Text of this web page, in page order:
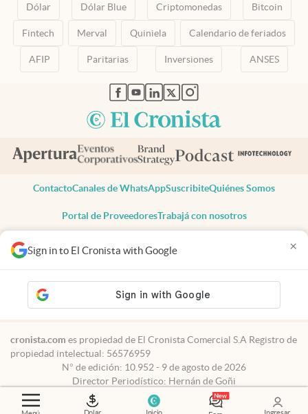
Sign in to El Cronista with Google ×
Dólar Dólar Blue Criptomonedas Bitcoin
Fintech Merval Quiniela Calendario de feriados
AFIP Paritarias Inversiones ANSES
abre en nueva pestaña
abre en nueva pestaña
abre en nueva pestaña
abre en nueva pestaña
abre en nueva pestaña
ContactoCanales de WhatsAppSuscribiteQuiénes Somos
Portal de ProveedoresTrabajá con nosotros
Todos los derechos reservados
Privacidad
Consentimiento
Tel:+54 11 7078-3270
cronista.com es propiedad de El Cronista Comercial S.A Registro de
propiedad intelectual: 56576959
N° de edición: 10.952 - 9 de agosto de 2026
Director Periodístico: Hernán de Goñi